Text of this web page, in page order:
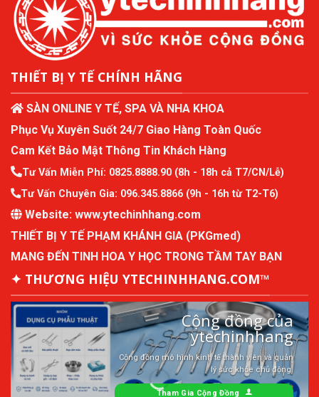
THIẾT BỊ Y TẾ CHÍNH HÃNG
SÀN ONLINE Y TẾ, SPA VÀ NHA KHOA
Phục Vụ Xuyên Suốt 24/7 Giao Hàng Toàn Quốc
Cam Kết Bảo Mật Thông Tin Khách Hàng
Tư Vấn Miễn Phí: 0825.8888.90 (8h - 18h cả T7/CN/Lễ)
Tư Vấn Chuyên Gia: 096.345.8866 (9h - 16h từ T2-T6)
Website: www.ytechinhhang.com
THIẾT BỊ Y TẾ PHẠM KHÁNH GIA (PKGmed)
MANG ĐẾN TINH HOA Y HỌC TRONG TẦM TAY BẠN
✦ THƯƠNG HIỆU YTECHINHHANG.COM™
Cộng đồng của
ytechinhhang
Cộng đồng mô hình kinh tế thành viên và quản
lý sức khỏe chủ động.
Tham Gia Cộng Đồng